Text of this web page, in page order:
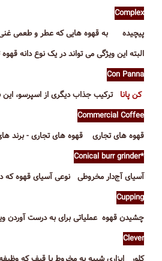
Complex
پیچیده به قهوه هایی که عطر و طعمی
البته این ویژگی می تواند در یک نوع دانه
Con Panna
کن پانا ترکیب جذاب دیگری از اسپرسو، این
Commercial Coffee
قهوه های تجاری قهوه های تجاری - برند
*Conical burr grinder
آسیای آج‌دار مخروطی نوعی آسیای قهوه که
Cupping
چشیدن قهوه عملیاتی برای به درست
Clever